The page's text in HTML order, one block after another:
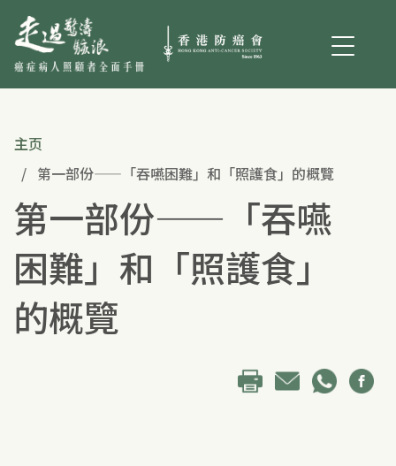
主页
第一部份——「吞嚥困難」和「照護食」的概覽
第一部份——「吞嚥
困難」和「照護食」
的概覽